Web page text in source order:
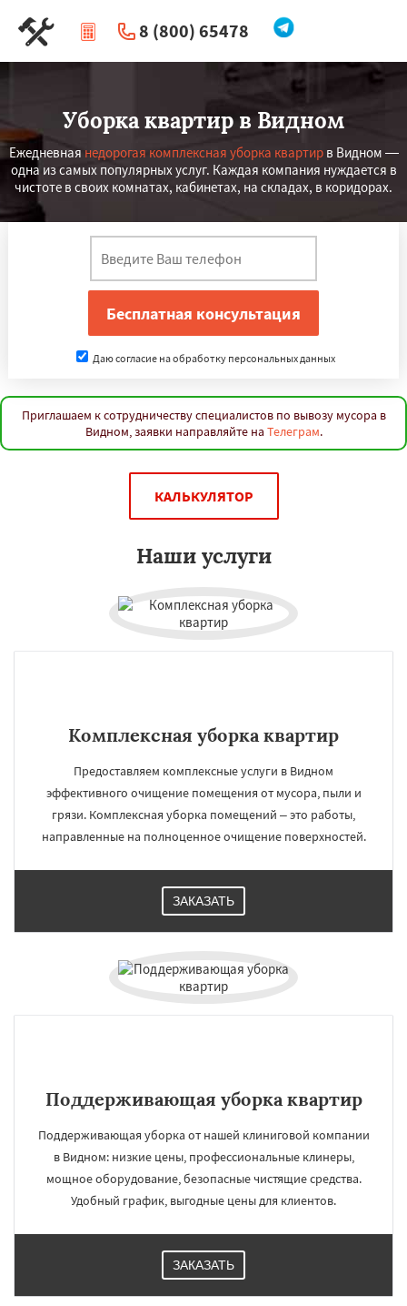
8 (800) 65478
| Перезвоните мне
Уборка квартир в Видном
Ежедневная недорогая комплексная уборка квартирв Видном —
одна из самых популярных услуг. Каждая компания нуждается в
чистоте в своих комнатах, кабинетах, на складах, в коридорах.
Даю согласие на обработку персональных данных
Приглашаем к сотрудничеству специалистов по вывозу мусора в
Видном, заявки направляйте на Телеграм.
КАЛЬКУЛЯТОР
Наши услуги
Комплексная уборка квартир
Предоставляем комплексные услуги в Видном
эффективного очищение помещения от мусора, пыли и
грязи. Комплексная уборка помещений – это работы,
направленные на полноценное очищение поверхностей.
ЗАКАЗАТЬ
Поддерживающая уборка квартир
Поддерживающая уборка от нашей клиниговой компании
в Видном: низкие цены, профессиональные клинеры,
мощное оборудование, безопасные чистящие средства.
Удобный график, выгодные цены для клиентов.
ЗАКАЗАТЬ